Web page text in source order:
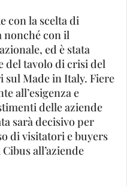
con la scelta di
nonché con il
ed è stata
del tavolo di crisi del
Made in Italy. Fiere
all’esigenza e
delle aziende
sarà decisivo per
di visitatori e buyers
all’aziende